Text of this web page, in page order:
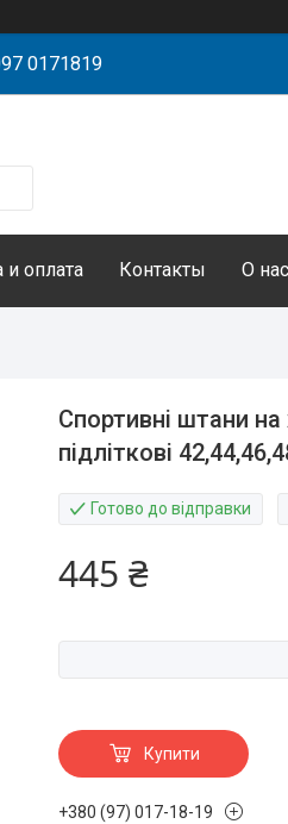
0171819
и оплата Контакты О нас
Спортивні штани
підліткові
Готово до відправки
445 ₴
Купити
+380 (97) 017-18-19